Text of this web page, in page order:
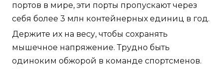
портов в мире, эти порты пропускают через
себя более 3 млн контейнерных единиц в год.
Держите их на весу, чтобы сохранять
мышечное напряжение. Трудно быть
одиноким обжорой в команде спортсменов.